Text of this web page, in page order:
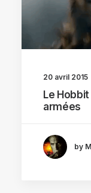
20 avril 2015
Le
armées
by